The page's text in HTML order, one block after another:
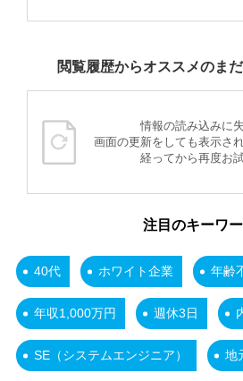
閲覧履歴からオススメのま
情報の読み込みに
画面の更新をしても表示さ
経ってから再度お
注目のキーワ
40代 ホワイト企業 年齢
年収1,000万円 週休3日
SE（システムエンジニア） 地